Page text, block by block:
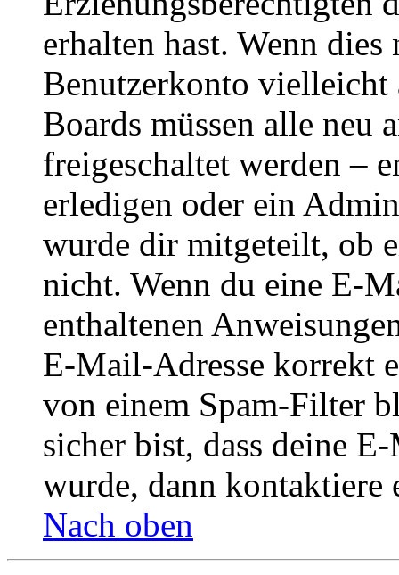
erhalten hast. Wenn
Benutzerkonto
Boards müssen alle neu
freigeschaltet werden –
erledigen oder ein
wurde dir mitgeteilt, ob
nicht. Wenn du eine E-
enthaltenen
E-Mail-Adresse korrekt
von einem Spam-Filter
sicher bist, dass deine
wurde, dann kontaktiere
Nach oben